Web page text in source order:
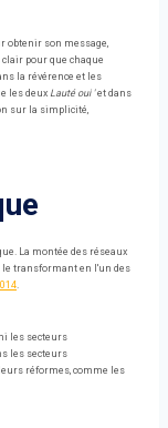
obtenir son message,
pour que chaque
la révérence et les
les deux Lauté oui 'et dans
sur la simplicité,
La montée des réseaux
le transformant en l'un des
.
les secteurs
les secteurs
réformes, comme les